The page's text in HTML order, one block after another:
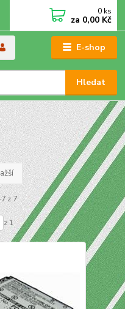
E-shop
Hledat
0 ks
za 0,00 Kč
z 7
z 1